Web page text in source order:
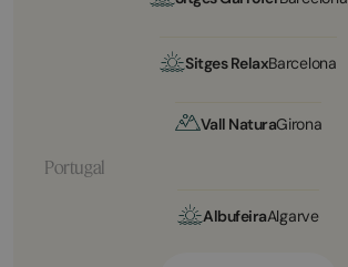
Sitges RelaxBarcelona
Vall NaturaGirona
Portugal
AlbufeiraAlgarve